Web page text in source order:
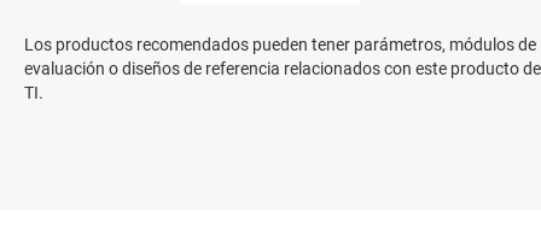
Los productos recomendados pueden tener parámetros, módulos de
evaluación o diseños de referencia relacionados con este producto de
TI.